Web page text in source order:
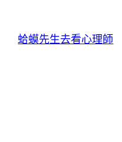
蛤蟆先生去看心理師